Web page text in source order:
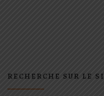
RECHERCHE SUR LE